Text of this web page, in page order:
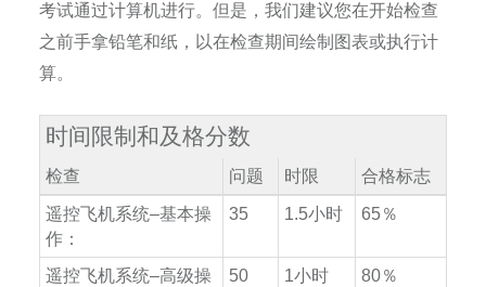
考试通过计算机进行。但是，我们建议您在开始检查
之前手拿铅笔和纸，以在检查期间绘制图表或执行计
算。
时间限制和及格分数
检查 问题 时限 合格标志
遥控飞机系统–基本操
作：
35 1.5小时 65％
遥控飞机系统–高级操
50 1小时 80％